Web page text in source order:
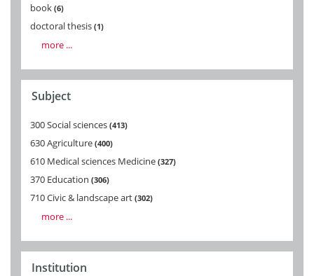
book 6
doctoral thesis 1
more ...
Subject
300 Social sciences 413
630 Agriculture 400
610 Medical sciences Medicine 327
370 Education 306
710 Civic & landscape art 302
more ...
Institution